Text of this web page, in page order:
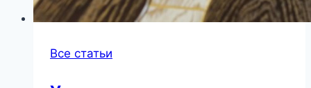
Все статьи